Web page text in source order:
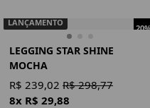
LANÇAMENTO
LEGGING STAR SHINE
MOCHA
R$ 239,02 R$ 298,77
8x R$ 29,88